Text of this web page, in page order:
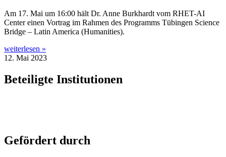
Am 17. Mai um 16:00 hält Dr. Anne Burk­hardt vom RHET-AI
Cen­ter einen Vor­trag im Rah­men des Pro­gramms Tübin­gen Sci­ence
Bridge – Latin Ame­ri­ca (Huma­ni­ties).
weiterlesen »
12. Mai 2023
Beteiligte Institutionen
Gefördert durch